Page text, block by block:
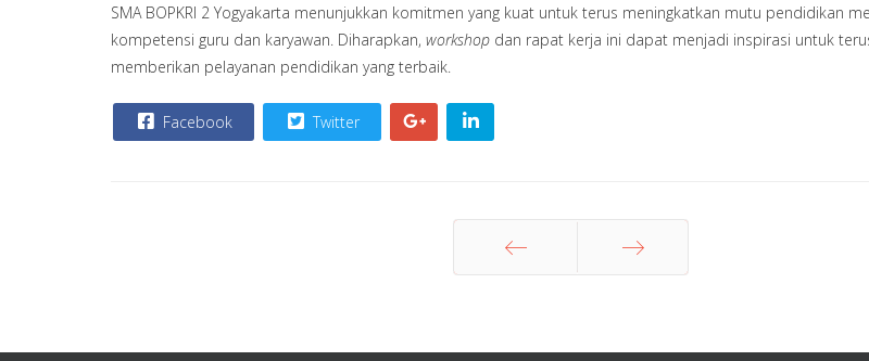
SMA BOPKRI 2 Yogyakarta menunjukkan komitmen yang kuat untuk terus meningkatkan mutu pendidikan
kompetensi guru dan karyawan. Diharapkan, workshop dan rapat kerja ini dapat menjadi inspirasi untuk
memberikan pelayanan pendidikan yang terbaik.
Facebook Twitter